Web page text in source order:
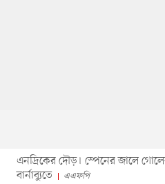
এনদ্রিকের দৌড়। স্পেনের জালে
বার্নাব্যুতে
এএফপি